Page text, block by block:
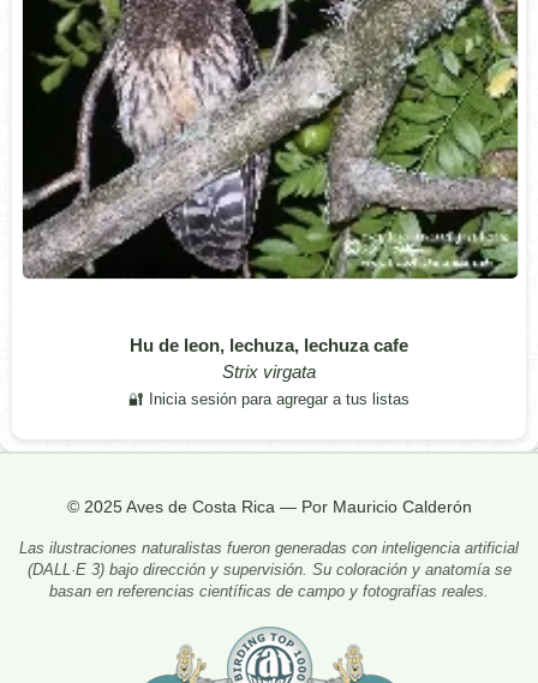
Hu de leon, lechuza, lechuza cafe
Strix virgata
🔐 Inicia sesión para agregar a tus listas
© 2025 Aves de Costa Rica — Por Mauricio Calderón
Las ilustraciones naturalistas fueron generadas con inteligencia artificial
(DALL·E 3) bajo dirección y supervisión. Su coloración y anatomía se
basan en referencias científicas de campo y fotografías reales.